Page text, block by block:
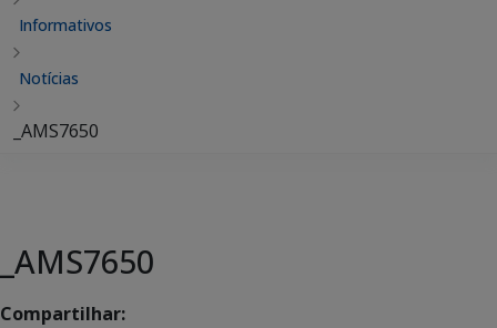
Informativos
Notícias
_AMS7650
_AMS7650
Compartilhar: